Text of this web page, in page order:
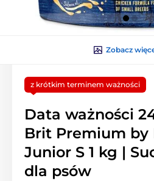
Zobacz
z krótkim terminem ważności
Data ważności
Brit Premium by
Junior S 1 kg |
dla psów